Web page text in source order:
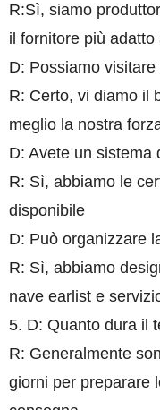
R:Sì, siamo
il fornitore più adatto
D: Possiamo
R: Certo, vi diamo il
meglio la nostra
D: Avete un sistema
R: Sì, abbiamo le
disponibile
D: Può organizzare
R: Sì, abbiamo
nave earlist e
5. D: Quanto dura il
R: Generalmente
giorni per preparare